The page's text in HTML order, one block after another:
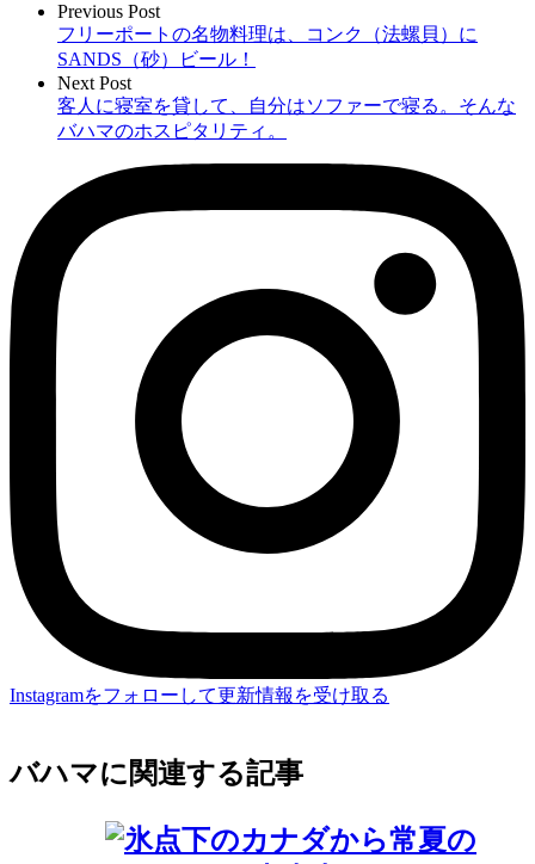
Previous Post
フリーポートの名物料理は、コンク（法螺貝）に
SANDS（砂）ビール！
Next Post
客人に寝室を貸して、自分はソファーで寝る。そんな
バハマのホスピタリティ。
Instagramをフォローして更新情報を受け取る
バハマに関連する記事